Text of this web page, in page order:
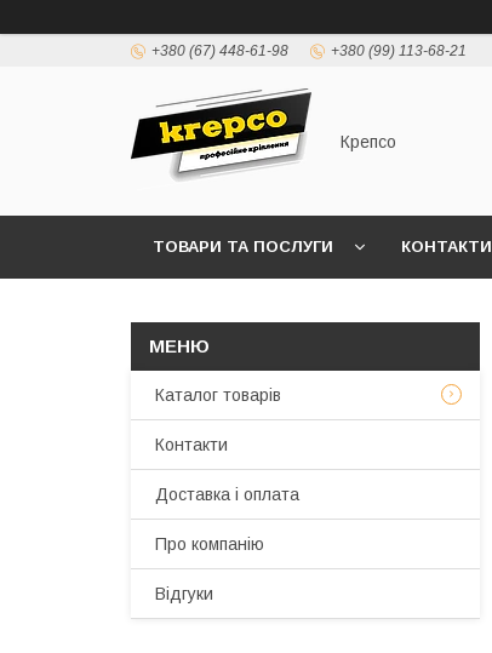
+380 (67) 448-61-98 +380 (99) 113-68-21
Крепсо
ТОВАРИ ТА ПОСЛУГИ КОНТАКТИ
Каталог товарів
Контакти
Доставка і оплата
Про компанію
Відгуки